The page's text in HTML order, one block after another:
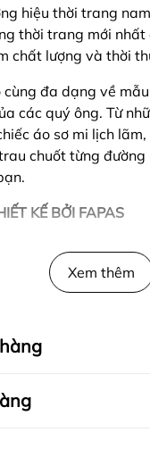
hiệu thời trang
thời trang mới
chất lượng và thời
cùng đa dạng về
các quý ông. Từ
áo sơ mi lịch
chuốt từng
KẾ BỞI FAPAS
Xem thêm